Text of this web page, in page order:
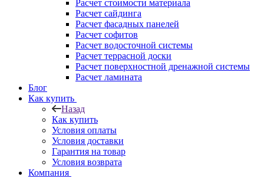
Расчет стоимости материала
Расчет сайдинга
Расчет фасадных панелей
Расчет софитов
Расчет водосточной системы
Расчет террасной доски
Расчет поверхностной дренажной системы
Расчет ламината
Блог
Как купить
Назад
Как купить
Условия оплаты
Условия доставки
Гарантия на товар
Условия возврата
Компания